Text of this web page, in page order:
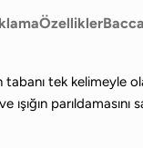
Özellikler
tek kelimeyle